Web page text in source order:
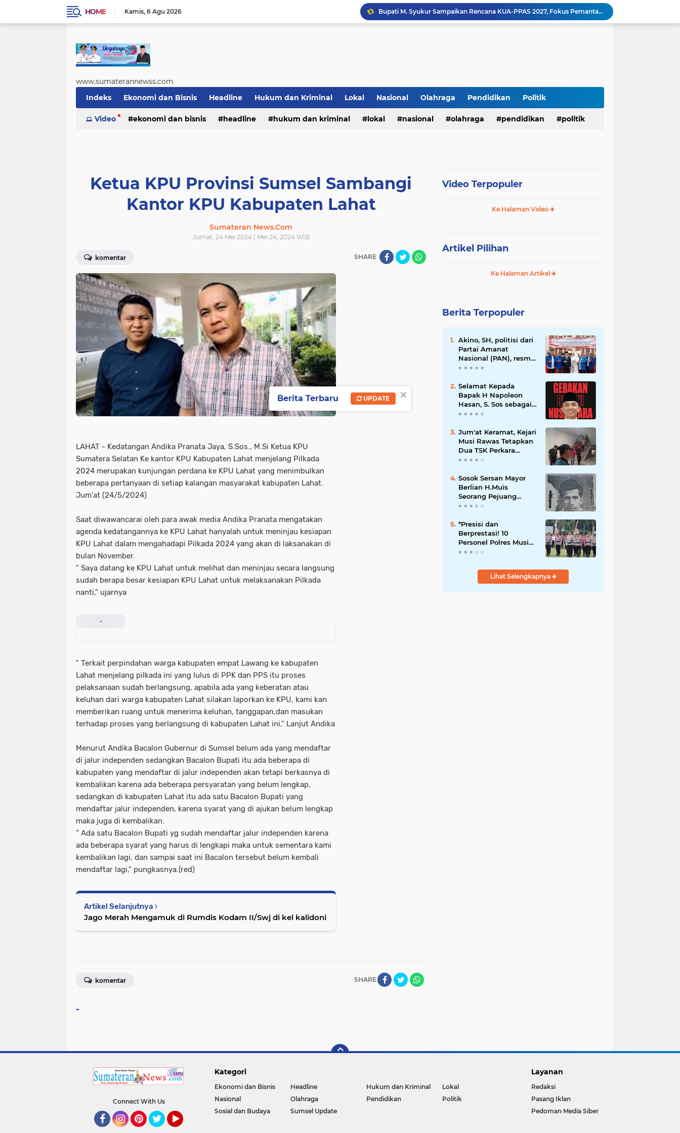
HOME Kamis 6 Agu 2026 Bupati M. Syukur Sampaikan Rencana KUA-PPAS 2027, Fokus Pemantapan Infrastruktur dan Penguatan Ekonomi
PWI Jambi Apresiasi Pemkab Merangin Gelar Bimtek Pers
Bupati Panca Hadiri Pelantikan Pengurus PWI OI.
www.sumaterannewss.com
Indeks
Ekonomi dan Bisnis Headline Hukum dan Kriminal Lokal Nasional Olahraga Pendidikan Politik
Sosial dan Budaya Sumsel Update
Video ekonomi dan bisnis headline hukum dan kriminal lokal nasional olahraga pendidikan politik
Ketua KPU Provinsi Sumsel Sambangi
Kantor KPU Kabupaten Lahat
Sumateran News.Com
Jumat, 24 Mei 2024 | Mei 24, 2024 WIB
komentar SHARE
LAHAT - Kedatangan Andika Pranata Jaya, S.Sos., M.Si Ketua KPU
Sumatera Selatan Ke kantor KPU Kabupaten Lahat menjelang Pilkada
2024 merupakan kunjungan perdana ke KPU Lahat yang menimbulkan
beberapa pertanyaan di setiap kalangan masyarakat kabupaten Lahat.
Jum'at (24/5/2024)
Saat diwawancarai oleh para awak media Andika Pranata mengatakan
agenda kedatangannya ke KPU Lahat hanyalah untuk meninjau kesiapan
KPU Lahat dalam mengahadapi Pilkada 2024 yang akan di laksanakan di
bulan November.
" Saya datang ke KPU Lahat untuk melihat dan meninjau secara langsung
sudah berapa besar kesiapan KPU Lahat untuk melaksanakan Pilkada
nanti," ujarnya
-
" Terkait perpindahan warga kabupaten empat Lawang ke kabupaten
Lahat menjelang pilkada ini yang lulus di PPK dan PPS itu proses
pelaksanaan sudah berlangsung, apabila ada yang keberatan atau
keluhan dari warga kabupaten Lahat silakan laporkan ke KPU, kami kan
memberikan ruang untuk menerima keluhan, tanggapan,dan masukan
terhadap proses yang berlangsung di kabupaten Lahat ini," Lanjut Andika
Menurut Andika Bacalon Gubernur di Sumsel belum ada yang mendaftar
di jalur independen sedangkan Bacalon Bupati itu ada beberapa di
kabupaten yang mendaftar di jalur independen akan tetapi berkasnya di
kembalikan karena ada beberapa persyaratan yang belum lengkap,
sedangkan di kabupaten Lahat itu ada satu Bacalon Bupati yang
mendaftar jalur independen, karena syarat yang di ajukan belum lengkap
maka juga di kembalikan.
" Ada satu Bacalon Bupati yg sudah mendaftar jalur independen karena
ada beberapa syarat yang harus di lengkapi maka untuk sementara kami
kembalikan lagi, dan sampai saat ini Bacalon tersebut belum kembali
mendaftar lagi," pungkasnya.(red)
Artikel Selanjutnya
Jago Merah Mengamuk di Rumdis Kodam II/Swj di kel kalidoni
SHARE
komentar
-
Video Terpopuler
Ke Halaman Video
Artikel Pilihan
Ke Halaman Artikel
Berita Terpopuler
Akino, SH, politisi dari
Partai Amanat
Nasional (PAN), resmi
dilantik sebagai
Selamat Kepada
Bapak H Napoleon
Hasan, S. Sos sebagai
Ketua DPD G. BRAN
Jum'at Keramat, Kejari
Musi Rawas Tetapkan
Dua TSK Perkara
Dugaan Korupsi Dana
Sosok Sersan Mayor
Berlian H.Muis
Seorang Pejuang
Kemerdekaan RI
*Presisi dan
Berprestasi! 10
Personel Polres Musi
Rawas Raih
Bergengsi dari
Kapolda Sumsel*Lihat Selengkapnya
Connect With Us
Kategori
Ekonomi dan Bisnis Headline Hukum dan Kriminal
Lokal
Nasional
Olahraga Pendidikan
Politik
Sosial dan Budaya
Sumsel Update
Layanan
Redaksi
Pasang Iklan
Pedoman Media Siber
×
Berita Terbaru UPDATE